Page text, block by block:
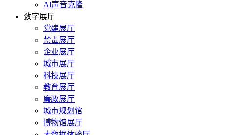
AI声音克隆
数字展厅
党建展厅
禁毒展厅
企业展厅
城市展厅
科技展厅
教育展厅
廉政展厅
城市规划馆
博物馆展厅